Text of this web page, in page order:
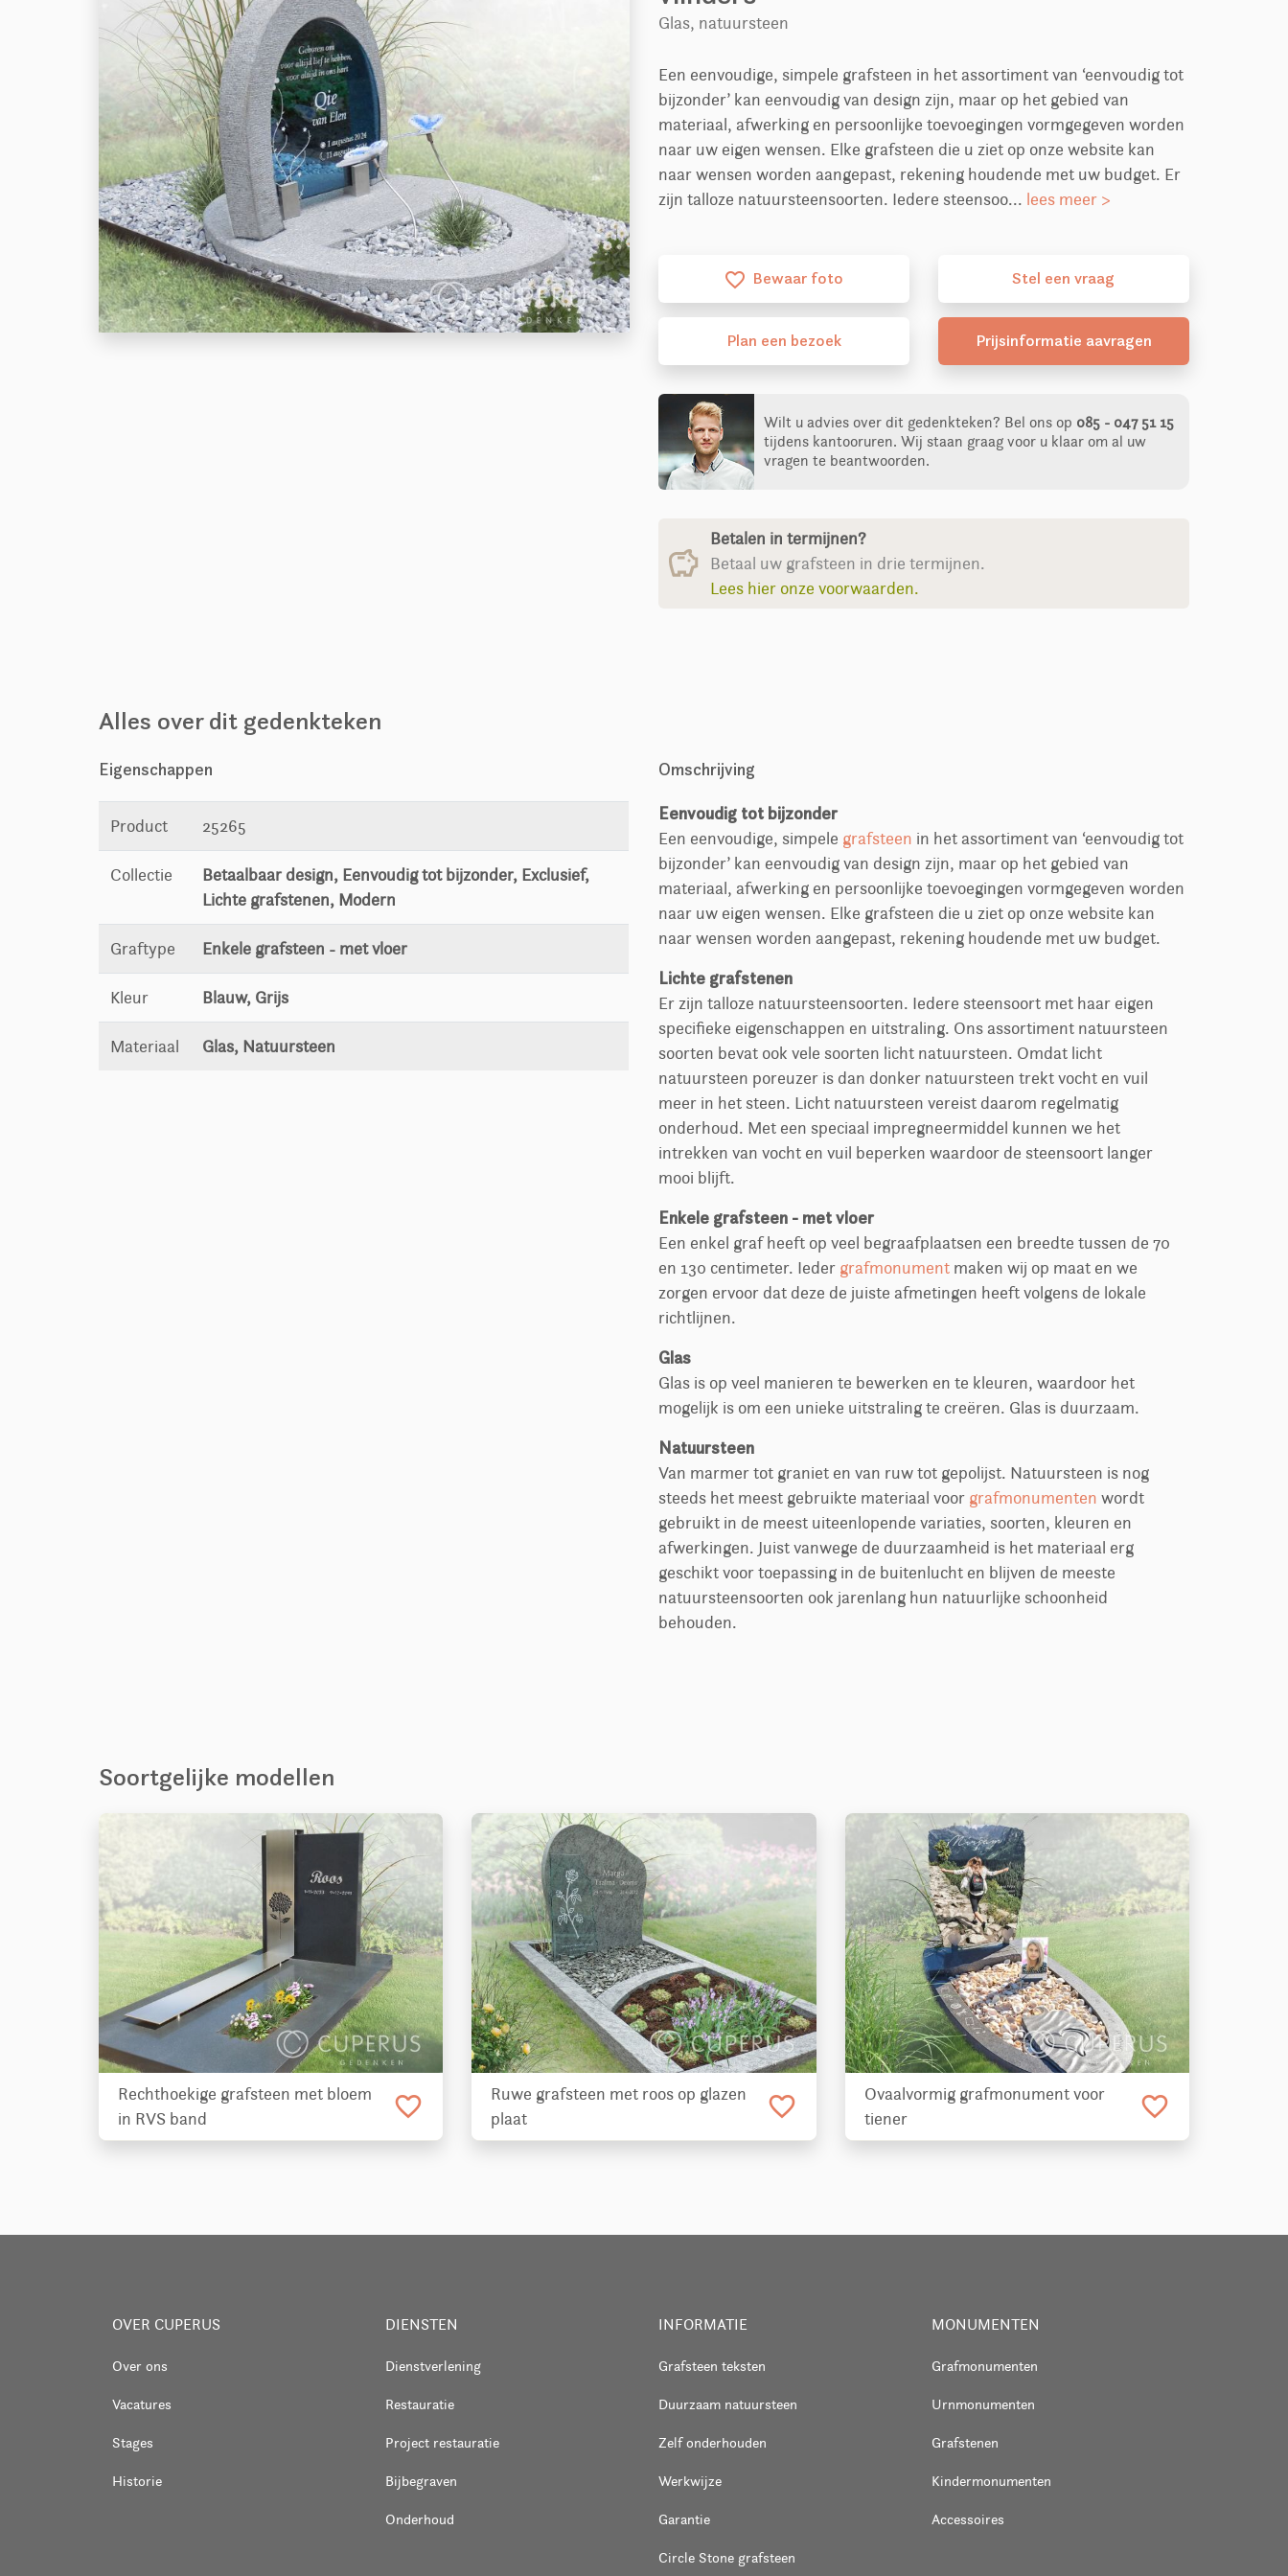
Glas, natuursteen
Een eenvoudige, simpele grafsteen in het assortiment van ‘eenvoudig tot
bijzonder’ kan eenvoudig van design zijn, maar op het gebied van
materiaal, afwerking en persoonlijke toevoegingen vormgegeven worden
naar uw eigen wensen. Elke grafsteen die u ziet op onze website kan
naar wensen worden aangepast, rekening houdende met uw budget. Er
zijn talloze natuursteensoorten. Iedere steensoo... lees meer >
favorite_border Bewaar foto Stel een vraag
Plan een bezoek Prijsinformatie aavragen
Wilt u advies over dit gedenkteken? Bel ons op 085 - 047 51 15
tijdens kantooruren. Wij staan graag voor u klaar om al uw
vragen te beantwoorden.
Betalen in termijnen?
Betaal uw grafsteen in drie termijnen.
Lees hier onze voorwaarden.
Alles over dit gedenkteken
Eigenschappen
Product 25265
Collectie
Betaalbaar design, Eenvoudig tot bijzonder, Exclusief,
Lichte grafstenen, Modern
Graftype Enkele grafsteen - met vloer
Kleur Blauw, Grijs
Materiaal Glas, Natuursteen
Omschrijving
Eenvoudig tot bijzonder
Een eenvoudige, simpele grafsteen in het assortiment van ‘eenvoudig tot
bijzonder’ kan eenvoudig van design zijn, maar op het gebied van
materiaal, afwerking en persoonlijke toevoegingen vormgegeven worden
naar uw eigen wensen. Elke grafsteen die u ziet op onze website kan
naar wensen worden aangepast, rekening houdende met uw budget.
Lichte grafstenen
Er zijn talloze natuursteensoorten. Iedere steensoort met haar eigen
specifieke eigenschappen en uitstraling. Ons assortiment natuursteen
soorten bevat ook vele soorten licht natuursteen. Omdat licht
natuursteen poreuzer is dan donker natuursteen trekt vocht en vuil
meer in het steen. Licht natuursteen vereist daarom regelmatig
onderhoud. Met een speciaal impregneermiddel kunnen we het
intrekken van vocht en vuil beperken waardoor de steensoort langer
mooi blijft.
Enkele grafsteen - met vloer
Een enkel graf heeft op veel begraafplaatsen een breedte tussen de 70
en 130 centimeter. Ieder grafmonument maken wij op maat en we
zorgen ervoor dat deze de juiste afmetingen heeft volgens de lokale
richtlijnen.
Glas
Glas is op veel manieren te bewerken en te kleuren, waardoor het
mogelijk is om een unieke uitstraling te creëren. Glas is duurzaam.
Natuursteen
Van marmer tot graniet en van ruw tot gepolijst. Natuursteen is nog
steeds het meest gebruikte materiaal voor grafmonumenten wordt
gebruikt in de meest uiteenlopende variaties, soorten, kleuren en
afwerkingen. Juist vanwege de duurzaamheid is het materiaal erg
geschikt voor toepassing in de buitenlucht en blijven de meeste
natuursteensoorten ook jarenlang hun natuurlijke schoonheid
behouden.
Soortgelijke modellen
Rechthoekige grafsteen met bloem
in RVS band
favorite_border
Ruwe grafsteen met roos op glazen
plaat
favorite_border
Ovaalvormig grafmonument voor
tiener
favorite_border
OVER CUPERUS
Over ons
Vacatures
Stages
Historie
DIENSTEN
Dienstverlening
Restauratie
Project restauratie
Bijbegraven
Onderhoud
INFORMATIE
Grafsteen teksten
Duurzaam natuursteen
Zelf onderhouden
Werkwijze
Garantie
Circle Stone grafsteen
MONUMENTEN
Grafmonumenten
Urnmonumenten
Grafstenen
Kindermonumenten
Accessoires